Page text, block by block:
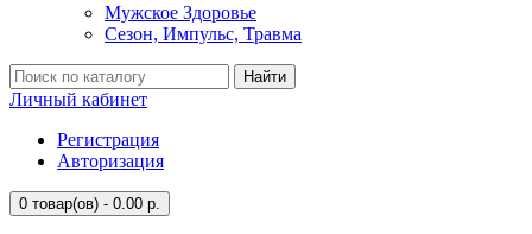
Мужское Здоровье
Сезон, Импульс, Травма
Найти
Личный кабинет
Регистрация
Авторизация
0 товар(ов) - 0.00 р.